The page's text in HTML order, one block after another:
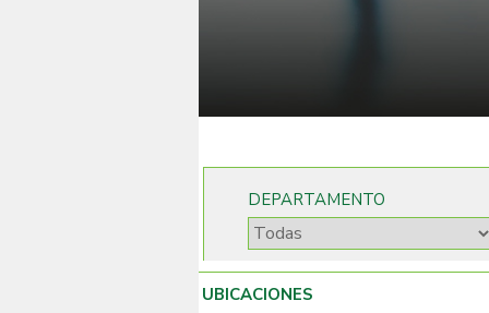
DEPARTAMENTO
UBICACIONES